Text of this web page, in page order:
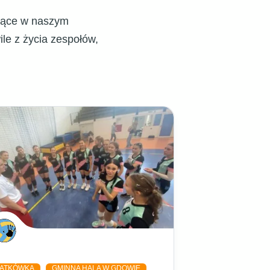
w naszym
z życia zespołów,